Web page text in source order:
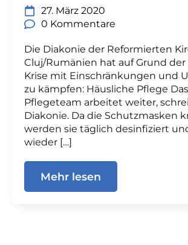
27. März 2020
0 Kommentare
Die Diakonie der Reformierten
Cluj/Rumänien hat auf Grund der
Krise mit Einschränkungen und
zu kämpfen: Häusliche Pflege
Pflegeteam arbeitet weiter,
Diakonie. Da die Schutzmasken
werden sie täglich desinfiziert
wieder […]
Mehr lesen